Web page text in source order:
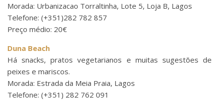
Morada: Urbanizacao Torraltinha, Lote 5, Loja B, Lagos
Telefone: (+351)282 782 857
Preço médio: 20€
Duna Beach
Há snacks, pratos vegetarianos e muitas sugestões de
peixes e mariscos.
Morada: Estrada da Meia Praia, Lagos
Telefone: (+351) 282 762 091